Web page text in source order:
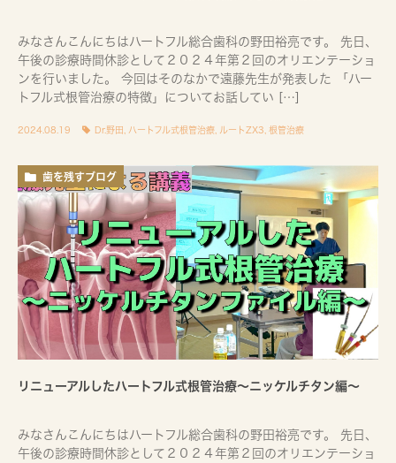
みなさんこんにちはハートフル総合歯科の野田裕亮です。 先日、
午後の診療時間休診として２０２４年第２回のオリエンテーショ
ンを行いました。 今回はそのなかで遠藤先生が発表した 「ハー
トフル式根管治療の特徴」についてお話してい […]
2024.08.19 Dr.野田 ハートフル式根管治療 ルートZX3 根管治療
歯を残すブログ
リニューアルしたハートフル式根管治療〜ニッケルチタン編〜
みなさんこんにちはハートフル総合歯科の野田裕亮です。 先日、
午後の診療時間休診として２０２４年第２回のオリエンテーショ